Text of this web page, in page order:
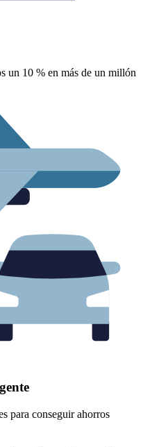
un 10 % en más de un millón
para conseguir ahorros